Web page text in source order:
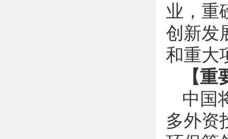
业，重
创新发
和重大
【
中国
多外资